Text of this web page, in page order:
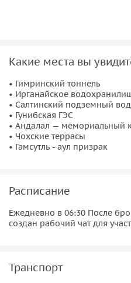
Какие места вы
• Гимринский тоннель
• Ирганайское
• Салтинский подземный
• Гунибская ГЭС
• Андалал — мемориальный
• Чохские террасы
• Гамсутль - аул призрак
Расписание
Ежедневно в 06:30 После
создан рабочий чат для
Транспорт